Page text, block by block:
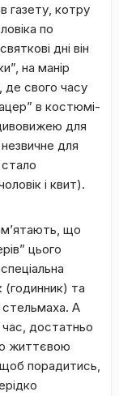
газету, котру
по
дні він
на манір
де свого часу
в костюмі-
для
для
і квит).
що
цього
(годинник) та
стельмаха. А
час, достатньо
життєвою
порадитись,